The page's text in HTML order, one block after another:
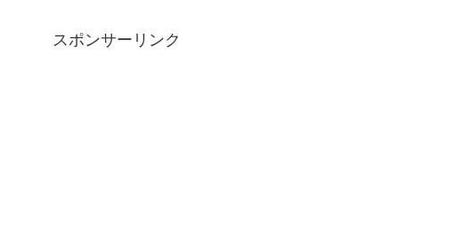
スポンサーリンク